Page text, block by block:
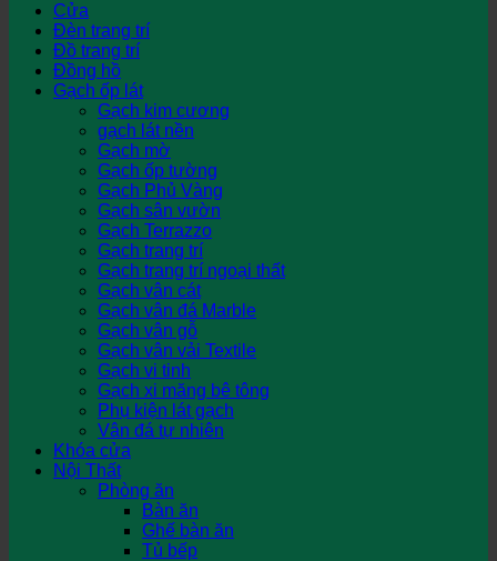
Cửa
Đèn trang trí
Đồ trang trí
Đồng hồ
Gạch ốp lát
Gạch kim cương
gạch lát nền
Gạch mờ
Gạch ốp tường
Gạch Phủ Vàng
Gạch sân vườn
Gạch Terrazzo
Gạch trang trí
Gạch trang trí ngoại thất
Gạch vân cát
Gạch vân đá Marble
Gạch vân gỗ
Gạch vân vải Textile
Gạch vi tinh
Gạch xi măng bê tông
Phụ kiện lát gạch
Vân đá tự nhiên
Khóa cửa
Nội Thất
Phòng ăn
Bàn ăn
Ghế bàn ăn
Tủ bếp